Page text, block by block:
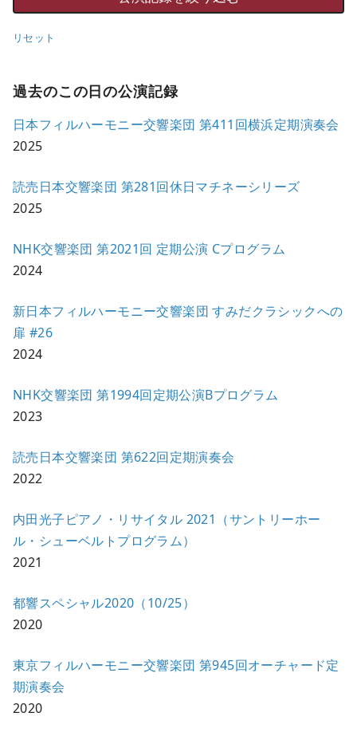
リセット
過去のこの日の公演記録
日本フィルハーモニー交響楽団 第411回横浜定期演奏会
2025
読売日本交響楽団 第281回休日マチネーシリーズ
2025
NHK交響楽団 第2021回 定期公演 Cプログラム
2024
新日本フィルハーモニー交響楽団 すみだクラシックへの
扉 #26
2024
NHK交響楽団 第1994回定期公演Bプログラム
2023
読売日本交響楽団 第622回定期演奏会
2022
内田光子ピアノ・リサイタル 2021（サントリーホー
ル・シューベルトプログラム）
2021
都響スペシャル2020（10/25）
2020
東京フィルハーモニー交響楽団 第945回オーチャード定
期演奏会
2020